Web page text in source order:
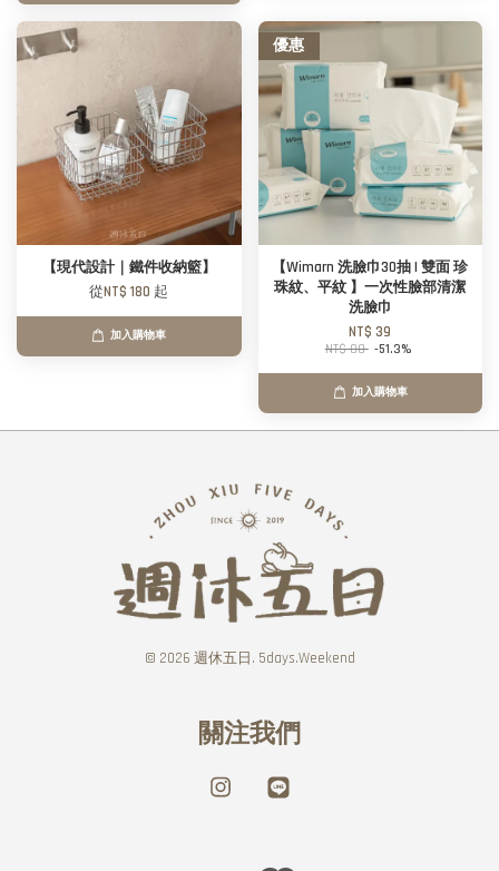
【現代設計｜鐵件收納籃】
從NT$ 180 起
加入購物車
優惠
【Wimarn 洗臉巾30抽 | 雙面 珍
珠紋、平紋 】一次性臉部清潔
洗臉巾
NT$ 39
NT$ 80 -51.3%
加入購物車
© 2026 週休五日. 5days.Weekend
關注我們
Instagram